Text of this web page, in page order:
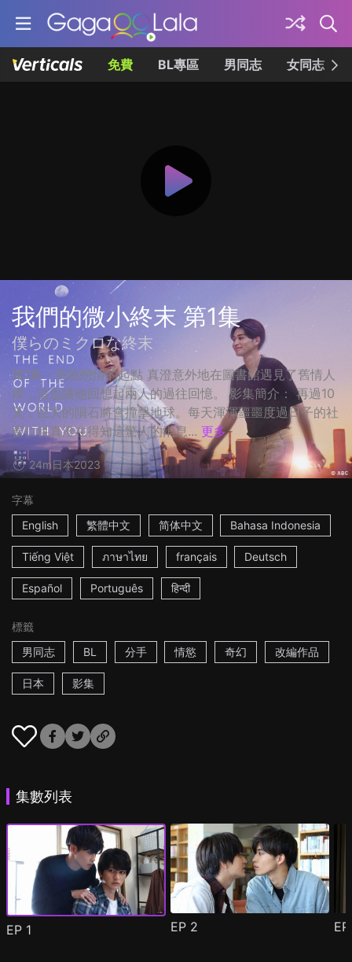
免費 BL專區 男同志 女同志
我們的微小終末 第1集
僕らのミクロな終末
第1集：危險戀情的起點 真澄意外地在圖書館遇見了舊情人
律，這也讓他回想起兩人的過往回憶。 影集簡介： 再過10
天，巨大的隕石將會撞擊地球。每天渾渾噩噩度過日子的社
畜仁科真澄在得知這驚人的消息... 更多
24m日本2023
字幕
English
繁體中文 简体中文 Bahasa Indonesia
Tiếng Việt ภาษาไทย français Deutsch
Español Português हिन्दी
標籤
男同志
BL 分手 情慾 奇幻 改編作品
日本 影集
集數列表
EP 1 EP 2